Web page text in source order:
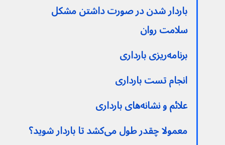
باردار شدن در صورت داشتن مشکل
سلامت روان
برنامه‌ریزی بارداری
انجام تست بارداری
علائم و نشانه‌های بارداری
معمولا چقدر طول می‌کشد تا باردار شوید؟